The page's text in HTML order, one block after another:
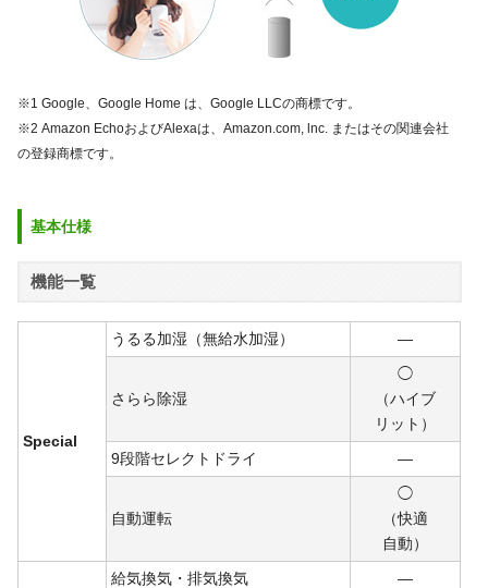
※1 Google、Google Home は、Google LLCの商標です。
※2 Amazon EchoおよびAlexaは、Amazon.com, lnc. またはその関連会社
の登録商標です。
基本仕様
機能一覧
Special
うるる加湿（無給水加湿） ―
さらら除湿
◯
（ハイブ
リット）
9段階セレクトドライ
―
自動運転
◯
（快適
自動）
給気換気・排気換気
―